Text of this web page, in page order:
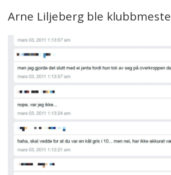
Arne Liljeberg ble